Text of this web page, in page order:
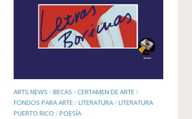
ARTS NEWS /BECAS /CERTAMEN DE ARTE /
FONDOS PARA ARTE /LITERATURA/LITERATURA
PUERTO RICO /POESÍA